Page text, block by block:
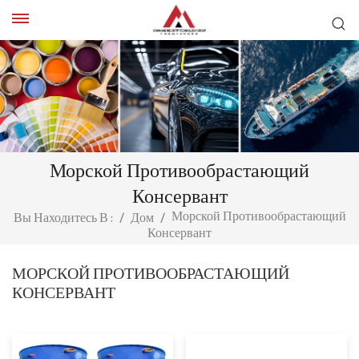
Морской Противообрастающий
Консервант
Вы Находитесь В : / Дом / Морской Противообрастающий
Консервант
МОРСКОЙ ПРОТИВООБРАСТАЮЩИЙ
КОНСЕРВАНТ